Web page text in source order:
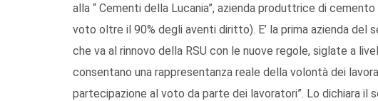
alla “ Cementi della Lucania”, azienda produttrice di
voto oltre il 90% degli aventi diritto). E’ la prima azienda
che va al rinnovo della RSU con le nuove regole, siglate a
consentano una rappresentanza reale della volontà dei
partecipazione al voto da parte dei lavoratori”. Lo dichiara il